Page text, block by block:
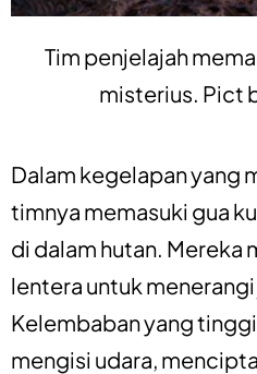
Tim penjelajah
misterius. Pict
Dalam kegelapan yang
timnya memasuki gua
di dalam hutan. Mereka
lentera untuk
Kelembaban yang
mengisi udara,